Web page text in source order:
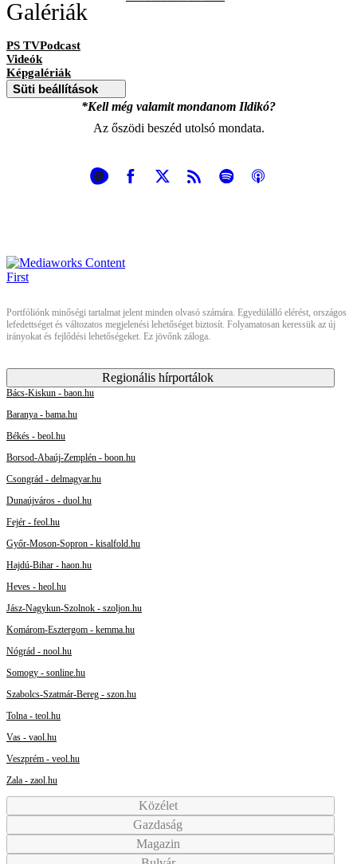
Galériák
PS TVPodcast
Videók
Képgalériák
Süti beállítások
*Kell még valamit mondanom Ildikó?
Az őszödi beszéd utolsó mondata.
Portfóliónk minőségi tartalmat jelent minden olvasó számára. Egyedülálló elérést, országos
lefedettséget és változatos megjelenési lehetőséget biztosít. Folyamatosan keressük az új
irányokat és fejlődési lehetőségeket. Ez jövőnk záloga.
Regionális hírportálok
Bács-Kiskun - baon.hu
Baranya - bama.hu
Békés - beol.hu
Borsod-Abaúj-Zemplén - boon.hu
Csongrád - delmagyar.hu
Dunaújváros - duol.hu
Fejér - feol.hu
Győr-Moson-Sopron - kisalfold.hu
Hajdú-Bihar - haon.hu
Heves - heol.hu
Jász-Nagykun-Szolnok - szoljon.hu
Komárom-Esztergom - kemma.hu
Nógrád - nool.hu
Somogy - sonline.hu
Szabolcs-Szatmár-Bereg - szon.hu
Tolna - teol.hu
Vas - vaol.hu
Veszprém - veol.hu
Zala - zaol.hu
Közélet
Gazdaság
Magazin